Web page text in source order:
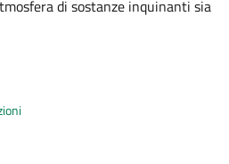
di sostanze inquinanti sia